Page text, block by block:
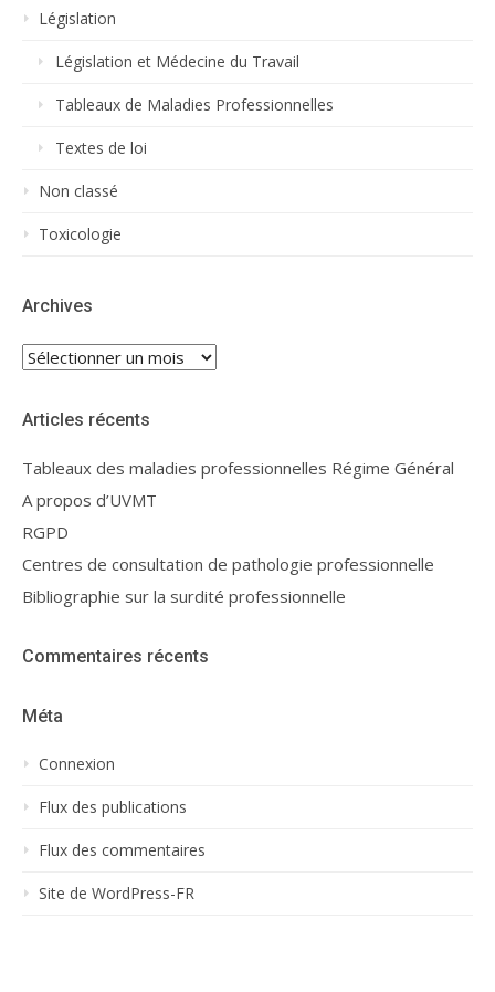
Législation
Législation et Médecine du Travail
Tableaux de Maladies Professionnelles
Textes de loi
Non classé
Toxicologie
Archives
Archives
Articles récents
Tableaux des maladies professionnelles Régime Général
A propos d’UVMT
RGPD
Centres de consultation de pathologie professionnelle
Bibliographie sur la surdité professionnelle
Commentaires récents
Méta
Connexion
Flux des publications
Flux des commentaires
Site de WordPress-FR